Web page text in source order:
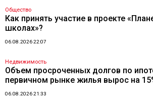
Общество
Как принять участие в проекте
школах»?
06.08.2026 22:07
Недвижимость
Объем просроченных долгов по
первичном рынке жилья вырос на
06.08.2026 21:33